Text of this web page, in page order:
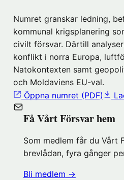
Numret granskar ledning,
kommunal krigsplanering
civilt försvar. Därtill
konflikt i norra Europa,
Natokontexten samt
och Moldaviens EU-val.
Öppna numret (PDF)
Få Vårt Försvar hem
Som medlem får du Vårt
brevlådan, fyra gånger
Bli medlem →(öppnas